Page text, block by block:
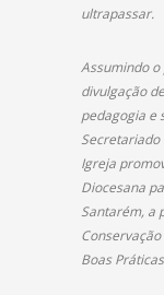
ultrapassar.
Assumindo
divulgação
pedagogia e
Secretariado
Igreja
Diocesana
Santarém, a
Boas